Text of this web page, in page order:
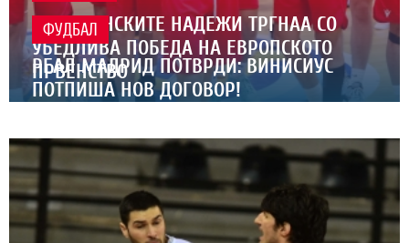
МАКЕДОНСКИТЕ НАДЕЖИ ТРГНАА СО
УБЕДЛИВА ПОБЕДА НА ЕВРОПСКОТО
ПРВЕНСТВО
ФУДБАЛ
РЕАЛ МАДРИД ПОТВРДИ: ВИНИСИУС
ПОТПИША НОВ ДОГОВОР!